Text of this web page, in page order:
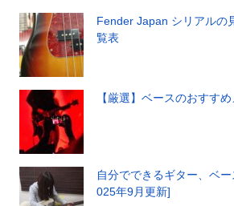
Fender Japan シリアルの
覧表
【厳選】ベースのおすす
自分でできるギター、ベ
025年9月更新]